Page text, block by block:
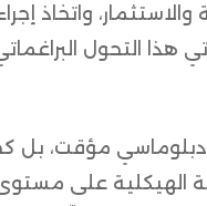
واتخاذ
هذا التحول
دبلوماسي مؤقت، بل
الهيكلية على